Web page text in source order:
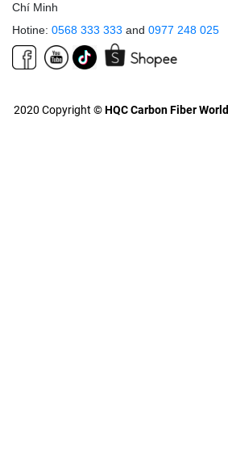
Chí Minh
Hotine: 0568 333 333 and 0977 248 025
2020 Copyright ©HQC Carbon Fiber World